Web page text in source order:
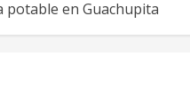
potable en Guachupita